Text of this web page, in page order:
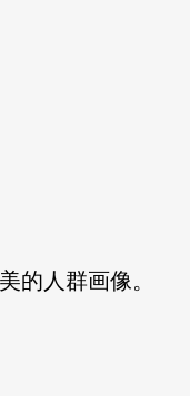
人群画像。